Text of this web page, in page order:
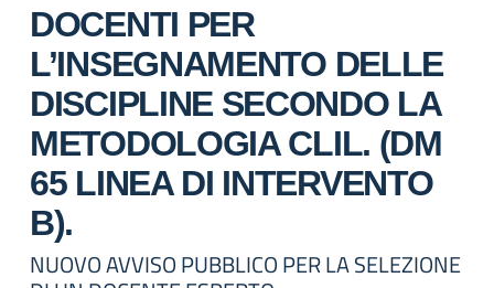
DOCENTI PER
L’INSEGNAMENTO DELLE
DISCIPLINE SECONDO LA
METODOLOGIA CLIL. (DM
65 LINEA DI INTERVENTO
B).
NUOVO AVVISO PUBBLICO PER LA SELEZIONE